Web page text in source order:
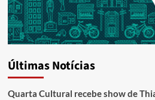
Últimas Notícias
Quarta Cultural recebe show de